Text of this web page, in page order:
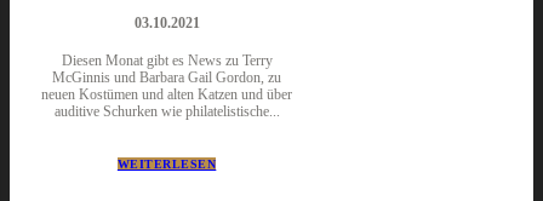
03.10.2021
Diesen Monat gibt es News zu Terry
McGinnis und Barbara Gail Gordon, zu
neuen Kostümen und alten Katzen und über
auditive Schurken wie philatelistische...
WEITERLESEN